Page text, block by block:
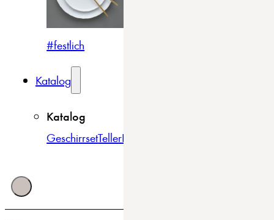
#festlich
Katalog
Katalog
GeschirrsetTellerBowls & Schüsseln